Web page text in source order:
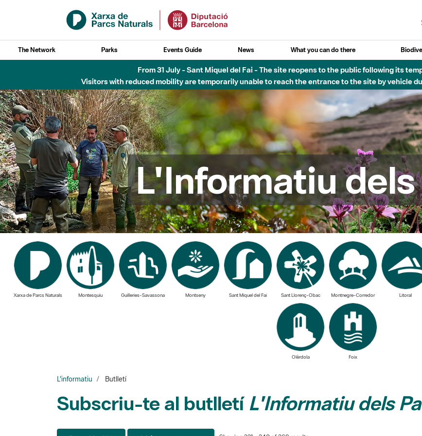
Skip to Main Content
The Network Parks Events Guide News What you can do there
Fins al desembre de 2026 - Parc Fluvial Besòs - Afectacions a la llera del Parc Fluvial del Besòs
L'Informatiu
Xarxa de Parcs Naturals Montesquiu Guilleries-Savassona Sant Miquel del Fai Sant Llorenç-Obac Montnegre-Corredor
Olèrdola Foix
Subscriu-te al butlletíL'Informatiu dels
Page 12 of 14 20 items per page